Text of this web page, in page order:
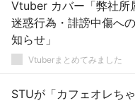
Vtuber カバー「弊社所
迷惑行為・誹謗中傷へ
知らせ」
Vtuberまとめてみました
STUが「カフェオレち